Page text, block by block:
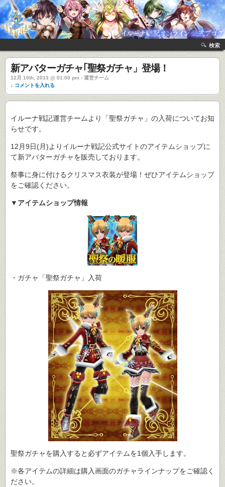
検索
新アバターガチャ｢聖祭ガチャ」登場！
12月 10th, 2013 @ 01:00 pm › 運営チーム
↓ コメントを入れる
イルーナ戦記運営チームより「聖祭ガチャ」の入荷についてお知
らせです。
12月9日(月)よりイルーナ戦記公式サイトのアイテムショップに
て新アバターガチャを販売しております。
祭事に身に付けるクリスマス衣装が登場！ぜひアイテムショップ
をご確認ください。
▼アイテムショップ情報
・ガチャ「聖祭ガチャ」入荷
聖祭ガチャを購入すると必ずアイテムを1個入手します。
※各アイテムの詳細は購入画面のガチャラインナップをご確認く
ださい。